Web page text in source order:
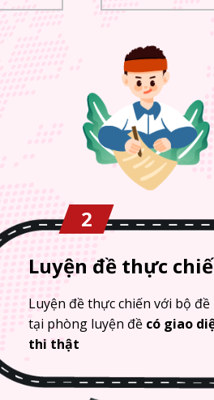
Luyện đề thực chiến với bộ
tại phòng luyện đề có giao
thi thật
Luyện đề thực
2